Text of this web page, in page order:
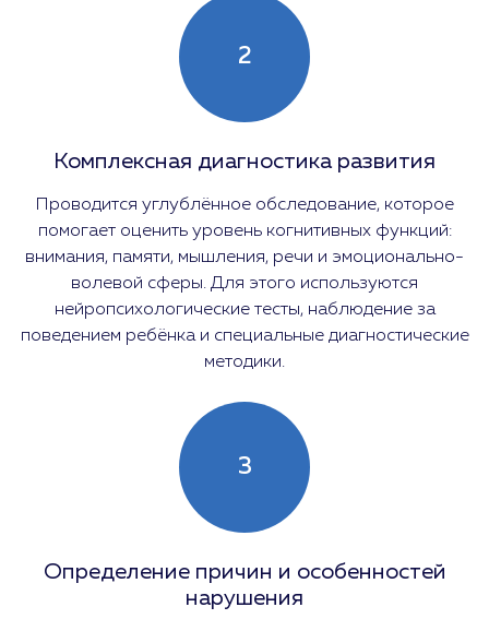
2
Комплексная диагностика развития
Проводится углублённое обследование, которое
помогает оценить уровень когнитивных функций:
внимания, памяти, мышления, речи и эмоционально-
волевой сферы. Для этого используются
нейропсихологические тесты, наблюдение за
поведением ребёнка и специальные диагностические
методики.
3
Определение причин и особенностей
нарушения